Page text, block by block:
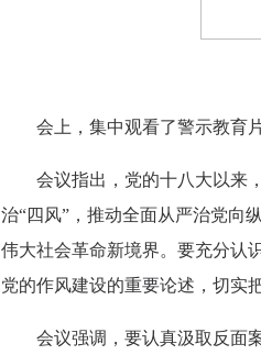
会上，集中观看了警示教育
会议指出，党的十八大以来
治“四风”，推动全面从严治党向
伟大社会革命新境界。要充分认
党的作风建设的重要论述，切实
会议强调，要认真汲取反面